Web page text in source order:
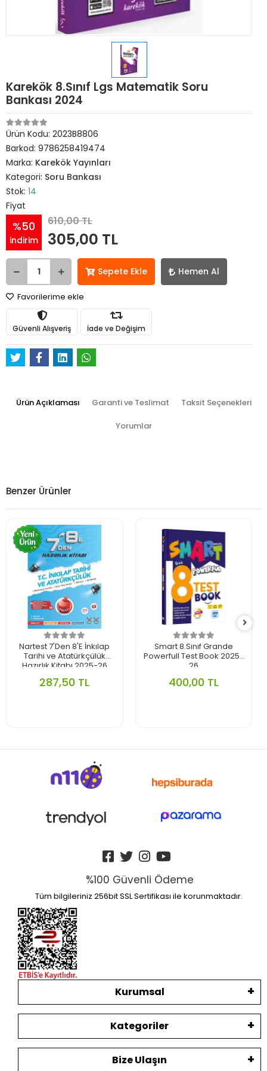
Karekök 8.Sınıf Lgs Matematik Soru
Bankası 2024
Ürün Kodu: 2023B8806
Barkod: 9786258419474
Marka: Karekök Yayınları
Kategori: Soru Bankası
Stok: 14
Fiyat
%50
indirim
610,00 TL
305,00 TL
Sepete Ekle Hemen Al
Favorilerime ekle
Güvenli Alışveriş İade ve Değişim
Ürün Açıklaması Garanti ve Teslimat Taksit Seçenekleri
Yorumlar
Benzer Ürünler
Nartest 7'Den 8'E İnkılap
Tarihi ve Atatürkçülük
Hazırlık Kitabı 2025-26
287,50 TL
Smart 8.Sınıf Grande
Powerfull Test Book 2025-
26
400,00 TL
%100 Güvenli Ödeme
Tüm bilgileriniz 256bit SSL Sertifikası ile korunmaktadır.
Kurumsal
Kategoriler
Bize Ulaşın